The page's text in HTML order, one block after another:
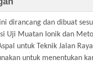
dirancang dan dibuat
Uji Muatan Ionik dan
untuk Teknik Jalan
untuk menentukan